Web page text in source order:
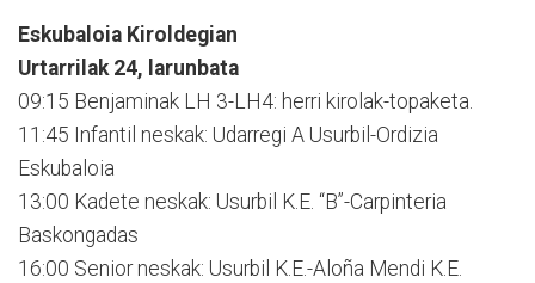
Eskubaloia Kiroldegian
Urtarrilak 24, larunbata
09:15 Benjaminak LH 3-LH4: herri kirolak-topaketa.
11:45 Infantil neskak: Udarregi A Usurbil-Ordizia
Eskubaloia
13:00 Kadete neskak: Usurbil K.E. “B”-Carpinteria
Baskongadas
16:00 Senior neskak: Usurbil K.E.-Aloña Mendi K.E.